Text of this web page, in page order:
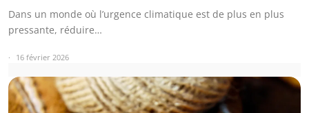
Dans un monde où l’urgence climatique est de plus en plus
pressante, réduire…
16 février 2026